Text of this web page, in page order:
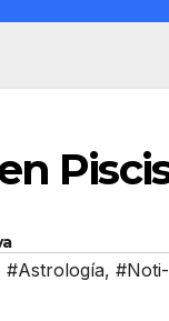
#Astrología,